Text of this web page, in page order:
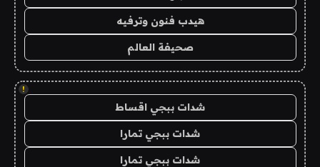
هيدب فنون وترفيه
صحيفة العالم
!
شدات ببجي اقساط
شدات ببجي تمارا
شدات ببجي تمارا